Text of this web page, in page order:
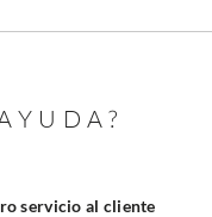
servicio al cliente